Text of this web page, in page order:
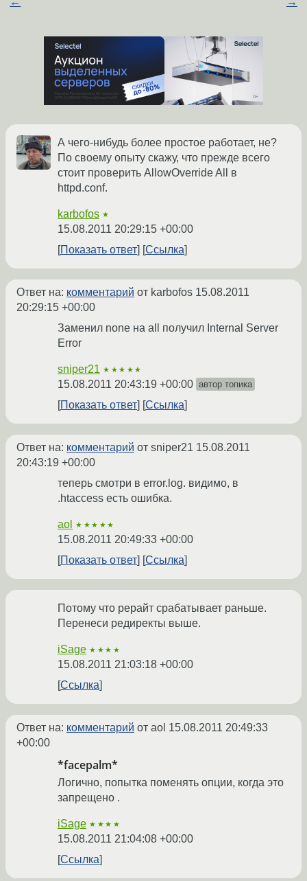
А чего-нибудь более простое работает, не?
По своему опыту скажу, что прежде всего
стоит проверить AllowOverride All в
httpd.conf.
karbofos ★
15.08.2011 20:29:15 +00:00
Показать ответ
Ссылка
Ответ на: комментарий от karbofos 15.08.2011
20:29:15 +00:00
Заменил none на all получил Internal Server
Error
sniper21 ★★★★★
15.08.2011 20:43:19 +00:00 автор топика
Показать ответ Ссылка
Ответ на: комментарий от sniper21 15.08.2011
20:43:19 +00:00
теперь смотри в error.log. видимо, в
.htaccess есть ошибка.
aol ★★★★★
15.08.2011 20:49:33 +00:00
Показать ответ
Ссылка
Потому что рерайт срабатывает раньше.
Перенеси редиректы выше.
iSage ★★★★
15.08.2011 21:03:18 +00:00
Ссылка
Ответ на: комментарий от aol 15.08.2011 20:49:33
+00:00
*facepalm*
Логично, попытка поменять опции, когда это
запрещено .
iSage ★★★★
15.08.2011 21:04:08 +00:00
Ссылка